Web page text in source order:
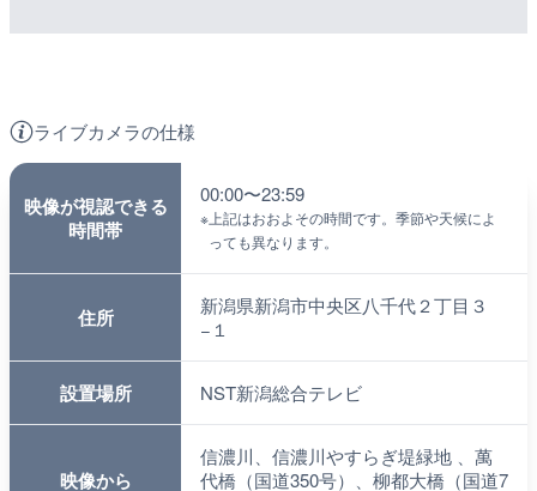
ライブカメラの仕様
映像が視認できる
時間帯
00:00〜23:59
※ 上記はおおよその時間です。季節や天候によ
っても異なります。
住所
新潟県新潟市中央区八千代２丁目３
−１
設置場所 NST新潟総合テレビ
映像から
信濃川、信濃川やすらぎ堤緑地 、萬
代橋（国道350号）、柳都大橋（国道7